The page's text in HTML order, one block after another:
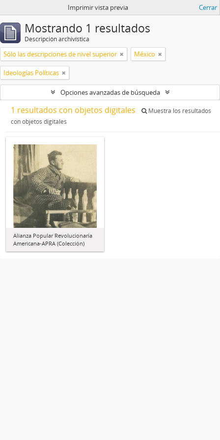
Imprimir vista previa Cerrar
Mostrando 1 resultados
Descripción archivística
Sólo las descripciones de nivel superior México
Ideologías Políticas
Opciones avanzadas de búsqueda
1 resultados con objetos digitales
Muestra los resultados
con objetos digitales
Alianza Popular Revolucionaria
Americana-APRA (Colección)